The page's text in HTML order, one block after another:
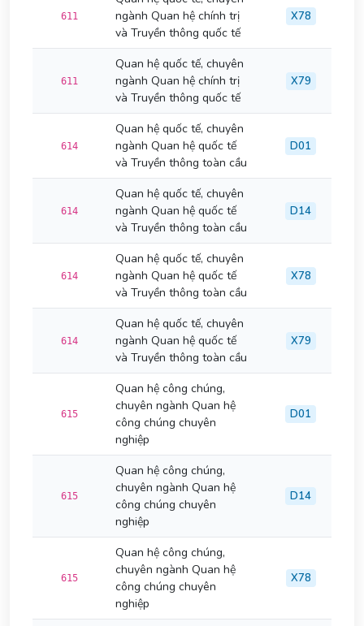
611
ngành Quan hệ chính trị
và Truyền thông quốc tế
X78
611
Quan hệ quốc tế, chuyên
ngành Quan hệ chính trị
và Truyền thông quốc tế
X79
614
Quan hệ quốc tế, chuyên
ngành Quan hệ quốc tế
và Truyền thông toàn cầu
D01
614
Quan hệ quốc tế, chuyên
ngành Quan hệ quốc tế
và Truyền thông toàn cầu
D14
614
Quan hệ quốc tế, chuyên
ngành Quan hệ quốc tế
và Truyền thông toàn cầu
X78
614
Quan hệ quốc tế, chuyên
ngành Quan hệ quốc tế
và Truyền thông toàn cầu
X79
615
Quan hệ công chúng,
chuyên ngành Quan hệ
công chúng chuyên
nghiệp
D01
615
Quan hệ công chúng,
chuyên ngành Quan hệ
công chúng chuyên
nghiệp
D14
615
Quan hệ công chúng,
chuyên ngành Quan hệ
công chúng chuyên
nghiệp
X78